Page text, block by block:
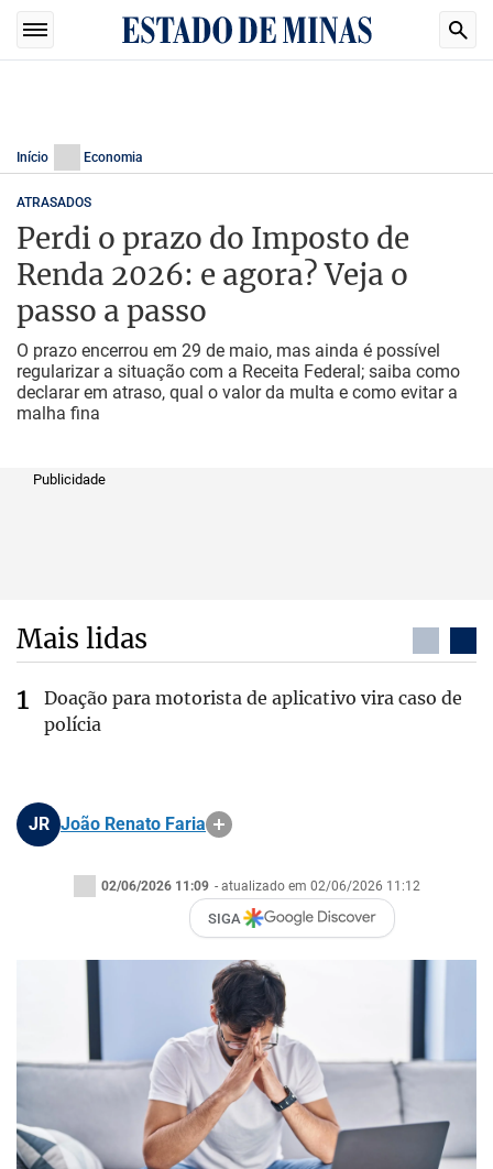
Início Economia
ATRASADOS
Perdi o prazo do Imposto de
Renda 2026: e agora? Veja o
passo a passo
O prazo encerrou em 29 de maio, mas ainda é possível
regularizar a situação com a Receita Federal; saiba como
declarar em atraso, qual o valor da multa e como evitar a
malha fina
Publicidade
Mais lidas
Doação para motorista de aplicativo vira caso de
polícia
JR João Renato Faria
02/06/2026 11:09 - atualizado em 02/06/2026 11:12
SIGA